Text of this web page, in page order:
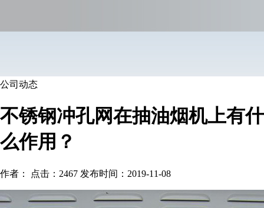
公司动态
不锈钢冲孔网在抽油烟机上有什
么作用？
作者： 点击：2467 发布时间：2019-11-08